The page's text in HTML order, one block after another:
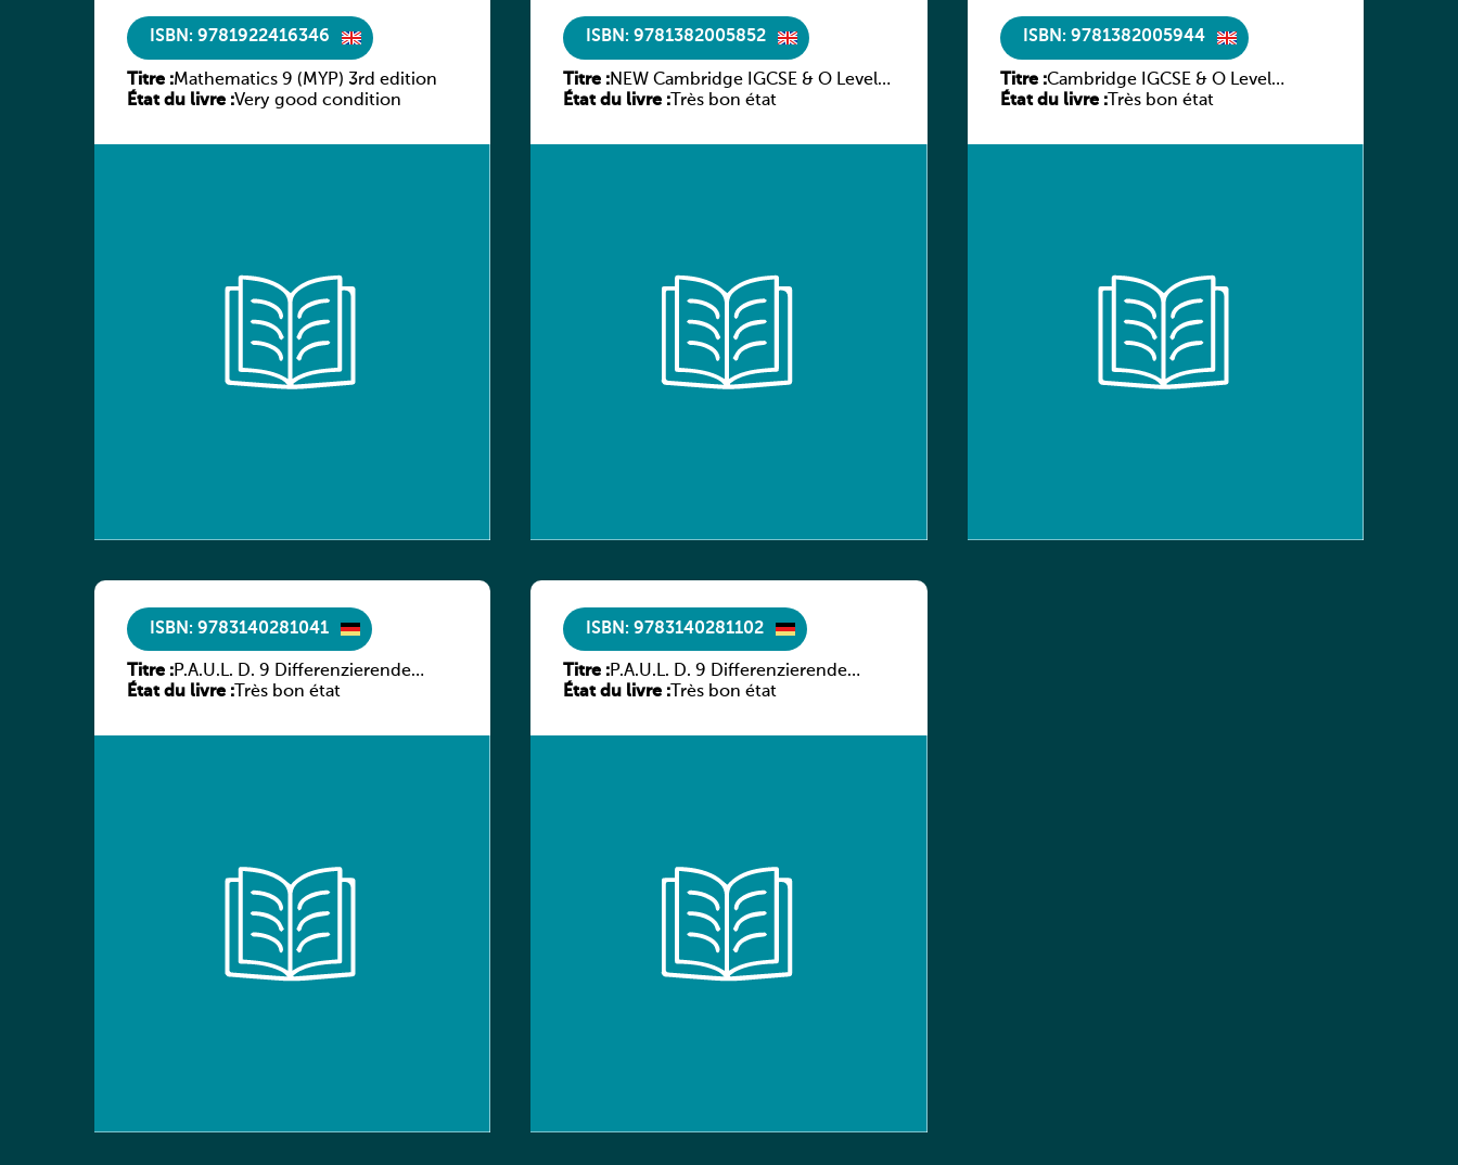
ISBN: 9781922416346
Titre :Mathematics 9 (MYP) 3rd edition
État du livre :Very good condition
ISBN: 9781382005852
Titre :NEW Cambridge IGCSE & O Level
Complete Chemistry: Student
État du livre : Très bon état
ISBN: 9781382005944
Titre :Cambridge IGCSE & O Level
Complete Physics
État du livre :Très bon état
ISBN: 9783140281041
Titre :P.A.U.L. D. 9 Differenzierende
Ausgabe
État du livre : Très bon état
ISBN: 9783140281102
Titre :P.A.U.L. D. 9 Differenzierende
Ausgabe – Arbeitsheft
État du livre : Très bon état